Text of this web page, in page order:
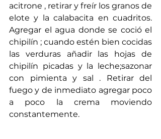
acitrone , retirar y freír los granos de
elote y la calabacita en cuadritos.
Agregar el agua donde se coció el
chipilín ; cuando estén bien cocidas
las verduras añadir las hojas de
chipilín picadas y la leche;sazonar
con pimienta y sal . Retirar del
fuego y de inmediato agregar poco
a poco la crema moviendo
constantemente.